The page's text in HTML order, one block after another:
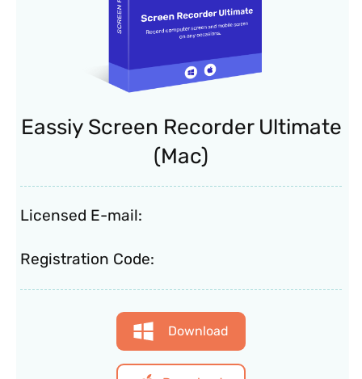
Eassiy Screen Recorder Ultimate
(Mac)
Licensed E-mail:
Registration Code:
Download